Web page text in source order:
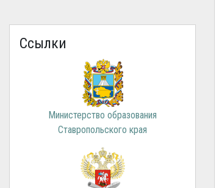
Ссылки
Министерство образования
Ставропольского края